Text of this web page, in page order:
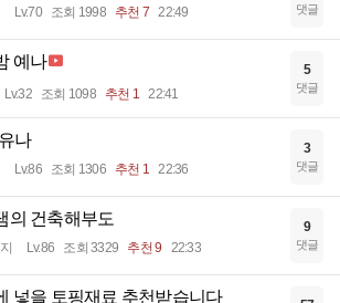
Lv.70 조회 1998 추천 7 22:49 댓글
예나
Lv.32 조회 1098 추천 1 22:41
5
댓글
나
Lv.86 조회 1306 추천 1 22:36
3
댓글
의 건축해부도
Lv.86 조회 3329 추천 9 22:33
9
댓글
넣을 토핑재료 추천받습니다